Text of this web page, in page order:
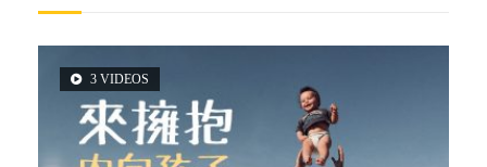
3 VIDEOS
5 VIDEOS
2 VIDEOS
6 VIDEOS
6 VIDEOS